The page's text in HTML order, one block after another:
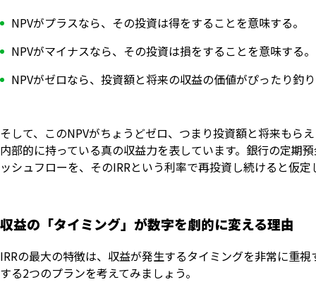
NPVがプラスなら、その投資は得をすることを意味する。
NPVがマイナスなら、その投資は損をすることを意味する。
NPVがゼロなら、投資額と将来の収益の価値がぴったり釣
そして、このNPVがちょうどゼロ、つまり投資額と将来もら
内部的に持っている真の収益力を表しています。銀行の定期
ッシュフローを、そのIRRという利率で再投資し続けると仮
収益の「タイミング」が数字を劇的に変える理由
IRRの最大の特徴は、収益が発生するタイミングを非常に重
する2つのプランを考えてみましょう。